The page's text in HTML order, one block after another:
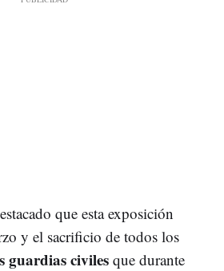
que esta exposición
y el sacrificio de todos los
guardias civiles que durante